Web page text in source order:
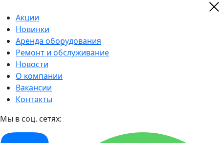
Акции
Новинки
Аренда оборудования
Ремонт и обслуживание
Новости
О компании
Вакансии
Контакты
Мы в соц. сетях: